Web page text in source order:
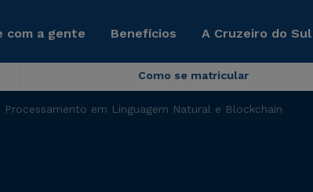
com a gente Benefícios A Cruzeiro do
Como se matricular
Processamento em Linguagem Natural e Blockchain